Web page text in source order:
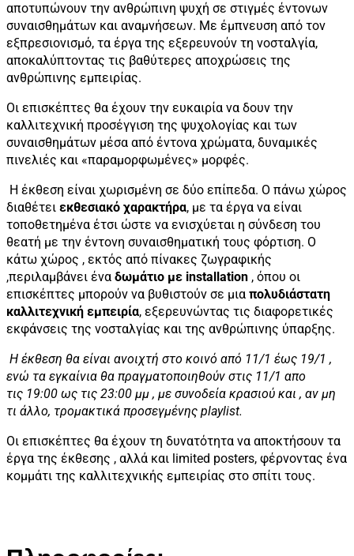
αποτυπώνουν την ανθρώπινη ψυχή σε στιγμές έντονων
συναισθημάτων και αναμνήσεων. Με έμπνευση από τον
εξπρεσιονισμό, τα έργα της εξερευνούν τη νοσταλγία,
αποκαλύπτοντας τις βαθύτερες αποχρώσεις της
ανθρώπινης εμπειρίας.
Οι επισκέπτες θα έχουν την ευκαιρία να δουν την
καλλιτεχνική προσέγγιση της ψυχολογίας και των
συναισθημάτων μέσα από έντονα χρώματα, δυναμικές
πινελιές και «παραμορφωμένες» μορφές.
Η έκθεση είναι χωρισμένη σε δύο επίπεδα. Ο πάνω χώρος
διαθέτει εκθεσιακό χαρακτήρα, με τα έργα να είναι
τοποθετημένα έτσι ώστε να ενισχύεται η σύνδεση του
θεατή με την έντονη συναισθηματική τους φόρτιση. Ο
κάτω χώρος , εκτός από πίνακες ζωγραφικής
,περιλαμβάνει ένα δωμάτιο με installation , όπου οι
επισκέπτες μπορούν να βυθιστούν σε μια πολυδιάστατη
καλλιτεχνική εμπειρία, εξερευνώντας τις διαφορετικές
εκφάνσεις της νοσταλγίας και της ανθρώπινης ύπαρξης.
Η έκθεση θα είναι ανοιχτή στο κοινό από 11/1 έως 19/1 ,
ενώ τα εγκαίνια θα πραγματοποιηθούν στις 11/1 απο
τις 19:00 ως τις 23:00 μμ , με συνοδεία κρασιού και , αν μη
τι άλλο, τρομακτικά προσεγμένης playlist.
Οι επισκέπτες θα έχουν τη δυνατότητα να αποκτήσουν τα
έργα της έκθεσης , αλλά και limited posters, φέρνοντας ένα
κομμάτι της καλλιτεχνικής εμπειρίας στο σπίτι τους.